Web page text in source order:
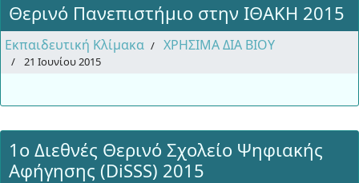
Θερινό Πανεπιστήμιο στην ΙΘΑΚΗ 2015
Εκπαιδευτική Κλίμακα ΧΡΗΣΙΜΑ ΔΙΑ ΒΙΟΥ
21 Ιουνίου 2015
1ο Διεθνές Θερινό Σχολείο Ψηφιακής
Αφήγησης (DiSSS) 2015